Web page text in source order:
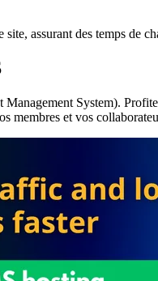
assurant des temps de
System).
membres et vos